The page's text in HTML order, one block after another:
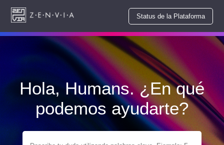
Status de la Plataforma
Hola, Humans. ¿En qué
podemos ayudarte?